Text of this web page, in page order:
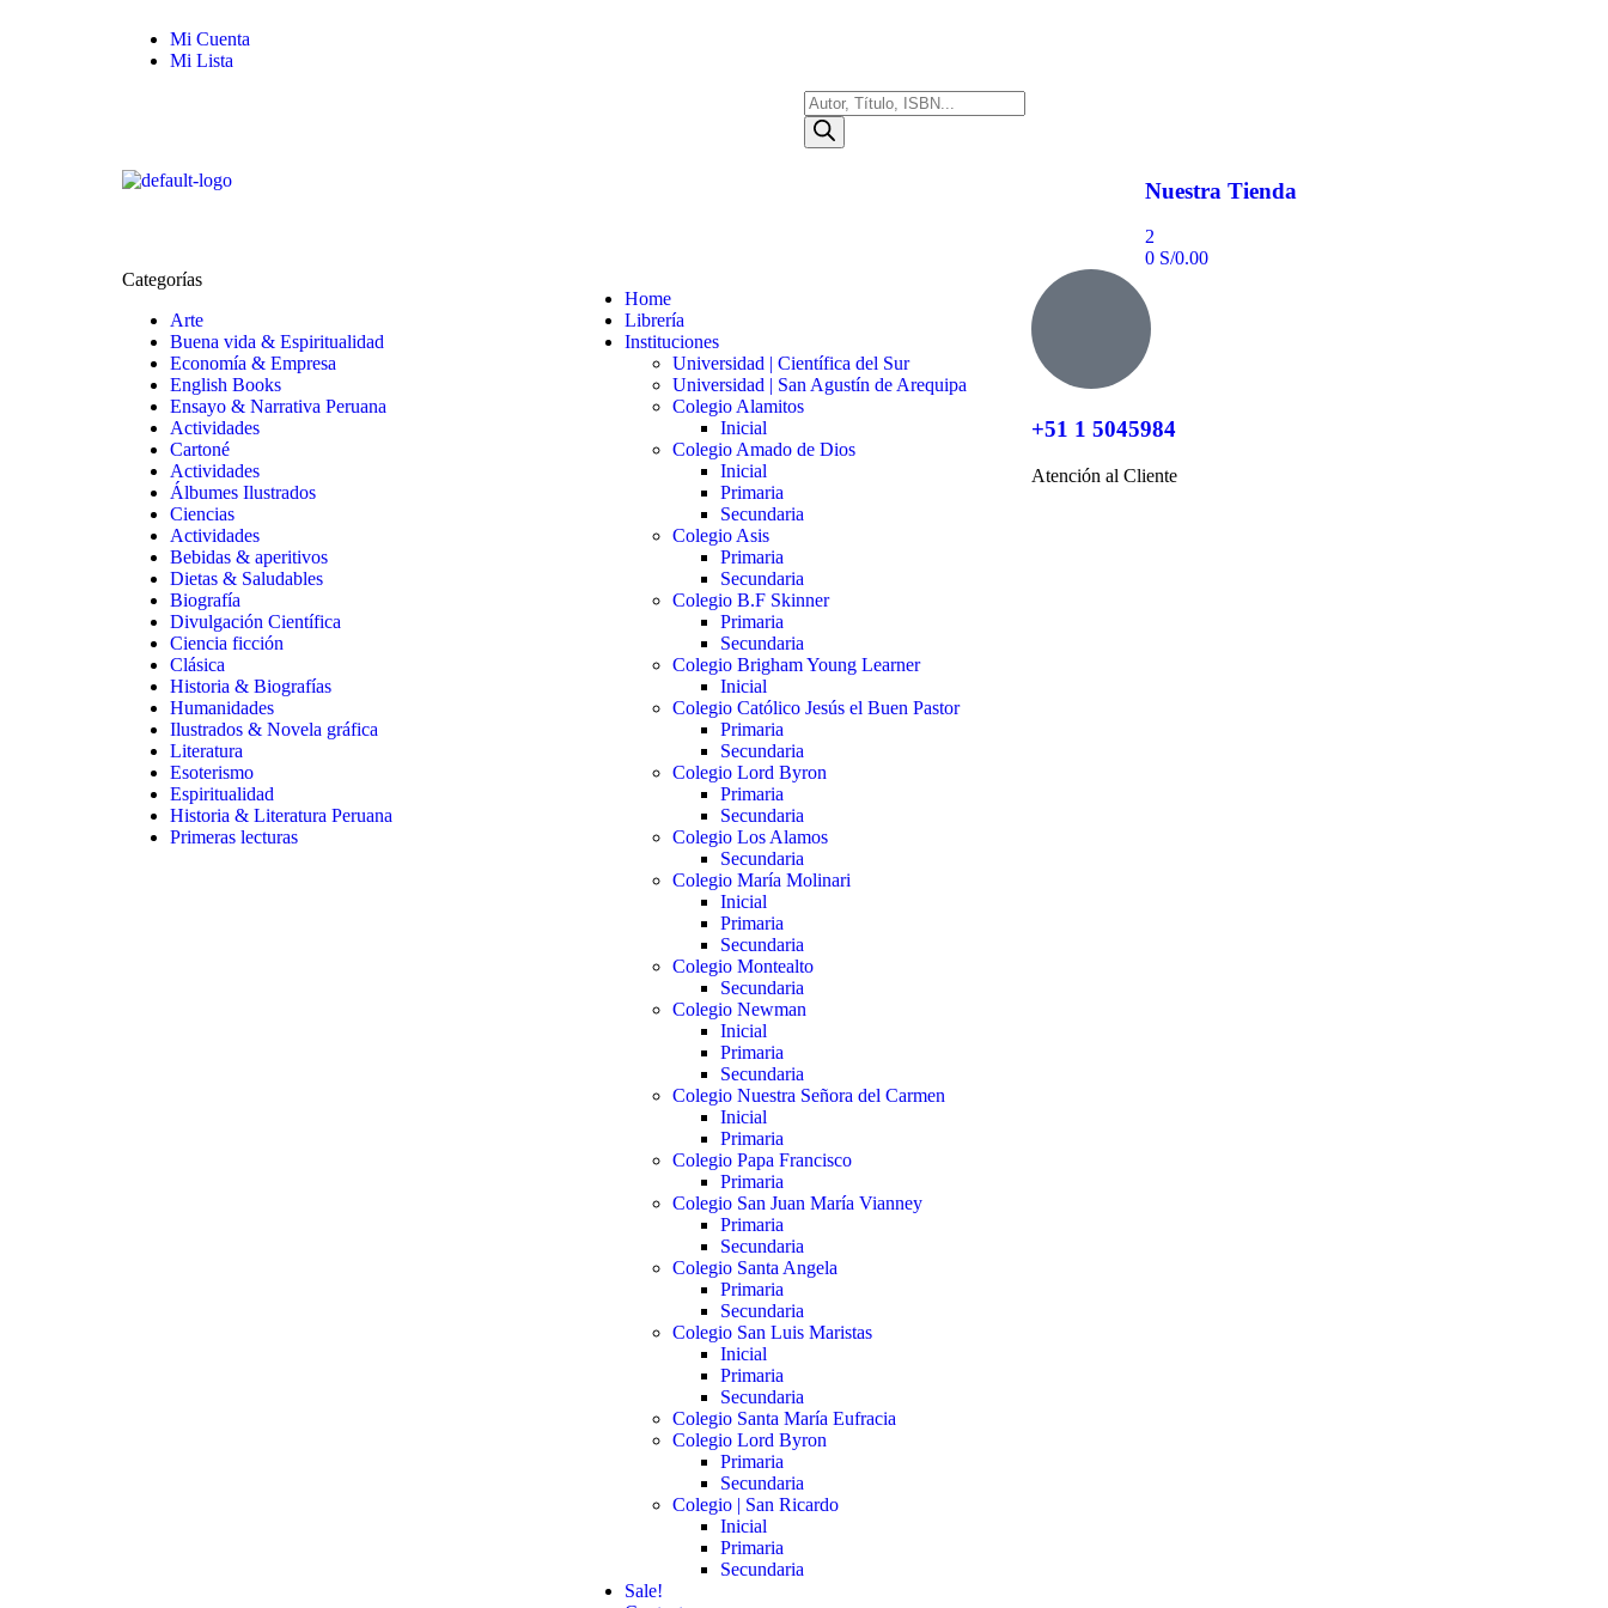
Mi Cuenta
Mi Lista
Nuestra Tienda
2
0 S/0.00
Categorías
Arte
Buena vida & Espiritualidad
Economía & Empresa
English Books
Ensayo & Narrativa Peruana
Actividades
Cartoné
Actividades
Álbumes Ilustrados
Ciencias
Actividades
Bebidas & aperitivos
Dietas & Saludables
Biografía
Divulgación Científica
Ciencia ficción
Clásica
Historia & Biografías
Humanidades
Ilustrados & Novela gráfica
Literatura
Esoterismo
Espiritualidad
Historia & Literatura Peruana
Primeras lecturas
Home
Librería
Instituciones
Universidad | Científica del Sur
Universidad | San Agustín de Arequipa
Colegio Alamitos
Inicial
Colegio Amado de Dios
Inicial
Primaria
Secundaria
Colegio Asis
Primaria
Secundaria
Colegio B.F Skinner
Primaria
Secundaria
Colegio Brigham Young Learner
Inicial
Colegio Católico Jesús el Buen Pastor
Primaria
Secundaria
Colegio Lord Byron
Primaria
Secundaria
Colegio Los Alamos
Secundaria
Colegio María Molinari
Inicial
Primaria
Secundaria
Colegio Montealto
Secundaria
Colegio Newman
Inicial
Primaria
Secundaria
Colegio Nuestra Señora del Carmen
Inicial
Primaria
Colegio Papa Francisco
Primaria
Colegio San Juan María Vianney
Primaria
Secundaria
Colegio Santa Angela
Primaria
Secundaria
Colegio San Luis Maristas
Inicial
Primaria
Secundaria
Colegio Santa María Eufracia
Colegio Lord Byron
Primaria
Secundaria
Colegio | San Ricardo
Inicial
Primaria
Secundaria
Sale!
+51 1 5045984
Atención al Cliente